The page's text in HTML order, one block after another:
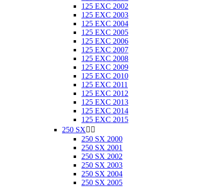
125 EXC 2002
125 EXC 2003
125 EXC 2004
125 EXC 2005
125 EXC 2006
125 EXC 2007
125 EXC 2008
125 EXC 2009
125 EXC 2010
125 EXC 2011
125 EXC 2012
125 EXC 2013
125 EXC 2014
125 EXC 2015
250 SX 
250 SX 2000
250 SX 2001
250 SX 2002
250 SX 2003
250 SX 2004
250 SX 2005